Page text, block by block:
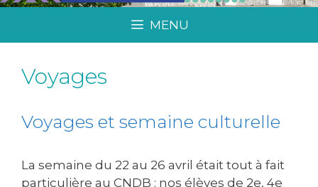
MENU
Voyages
Voyages et semaine culturelle
La semaine du 22 au 26 avril était tout à fait
particulière au CNDB : nos élèves de 2e, 4e